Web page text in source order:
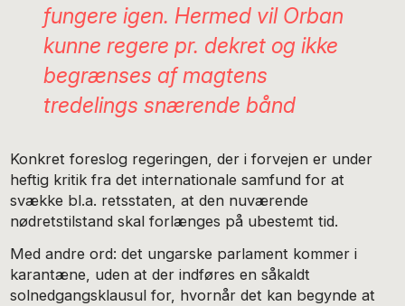
fungere igen. Hermed vil Orban
kunne regere pr. dekret og ikke
begrænses af magtens
tredelings snærende bånd
Konkret foreslog regeringen, der i forvejen er under
heftig kritik fra det internationale samfund for at
svække bl.a. retsstaten, at den nuværende
nødretstilstand skal forlænges på ubestemt tid.
Med andre ord: det ungarske parlament kommer i
karantæne, uden at der indføres en såkaldt
solnedgangsklausul for, hvornår det kan begynde at